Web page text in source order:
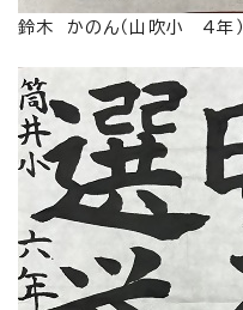
鈴木 かのん（山吹小 4年）